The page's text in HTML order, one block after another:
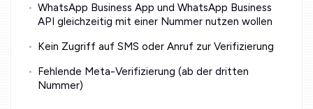
WhatsApp Business App und WhatsApp Business
API gleichzeitig mit einer Nummer nutzen wollen
Kein Zugriff auf SMS oder Anruf zur Verifizierung
Fehlende Meta-Verifizierung (ab der dritten
Nummer)